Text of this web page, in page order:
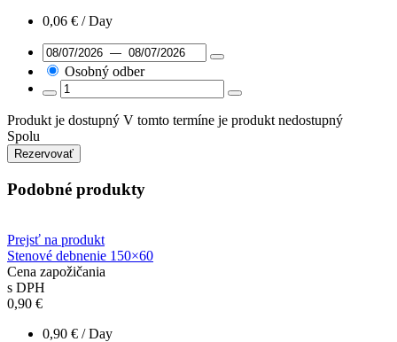
0,06 € / Day
Osobný odber
Produkt je dostupný V tomto termíne je produkt nedostupný
Spolu
Rezervovať
Podobné produkty
Prejsť na produkt
Stenové debnenie 150×60
Cena zapožičania
s DPH
0,90 €
0,90 € / Day